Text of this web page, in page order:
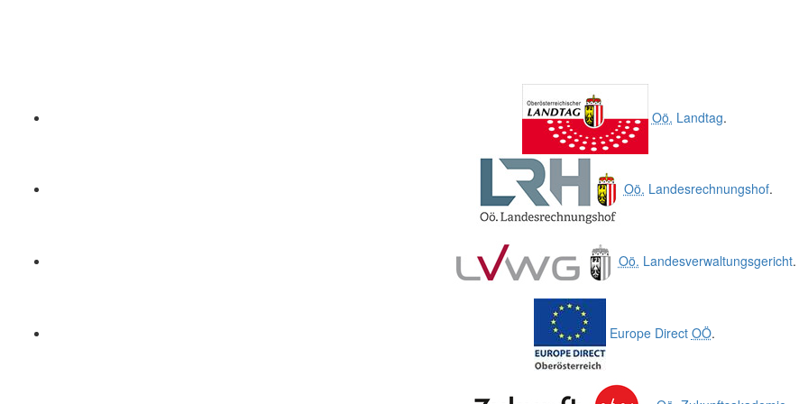
Oö. Landtag.
Oö. Landesrechnungshof.
Oö. Landesverwaltungsgericht.
Europe Direct OÖ.